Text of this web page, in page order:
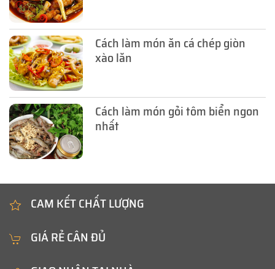
Cách làm món ăn cá chép giòn
xào lăn
Cách làm món gỏi tôm biển ngon
nhất
CAM KẾT CHẤT LƯỢNG
GIÁ RẺ CÂN ĐỦ